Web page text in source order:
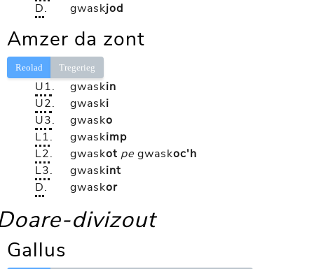
D. gwaskjod
Amzer da zont
Reolad Tregerieg
U1. gwaskin
U2. gwaski
U3. gwasko
L1. gwaskimp
L2. gwaskot pe gwaskoc'h
L3. gwaskint
D. gwaskor
divizout
Gallus